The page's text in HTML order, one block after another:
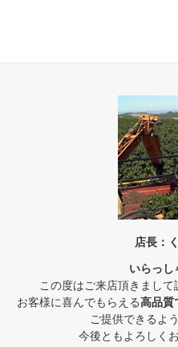
店長：
いらっし
この度はご来店頂きまして
お客様に喜んでもらえる高品質
ご提供できるよ
今後ともよろしく